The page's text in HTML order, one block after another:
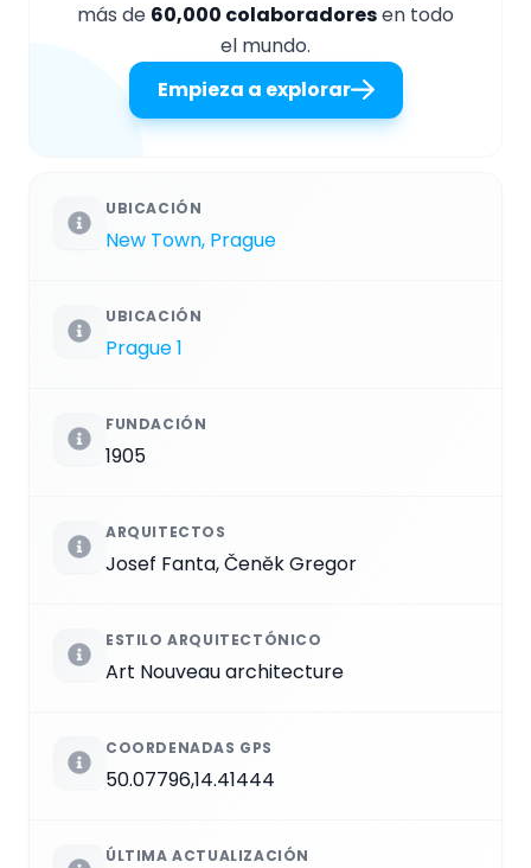
más de 60,000 colaboradoresen todo
el mundo.
Empieza a explorar
UBICACIÓN
New Town, Prague
UBICACIÓN
Prague 1
FUNDACIÓN
1905
ARQUITECTOS
Josef Fanta, Čeněk Gregor
ESTILO ARQUITECTÓNICO
Art Nouveau architecture
COORDENADAS GPS
50.07796,14.41444
ÚLTIMA ACTUALIZACIÓN